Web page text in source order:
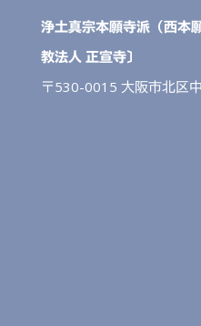
浄土真宗本願寺派（西本
教法人 正宣寺〕
〒530-0015 大阪市北区